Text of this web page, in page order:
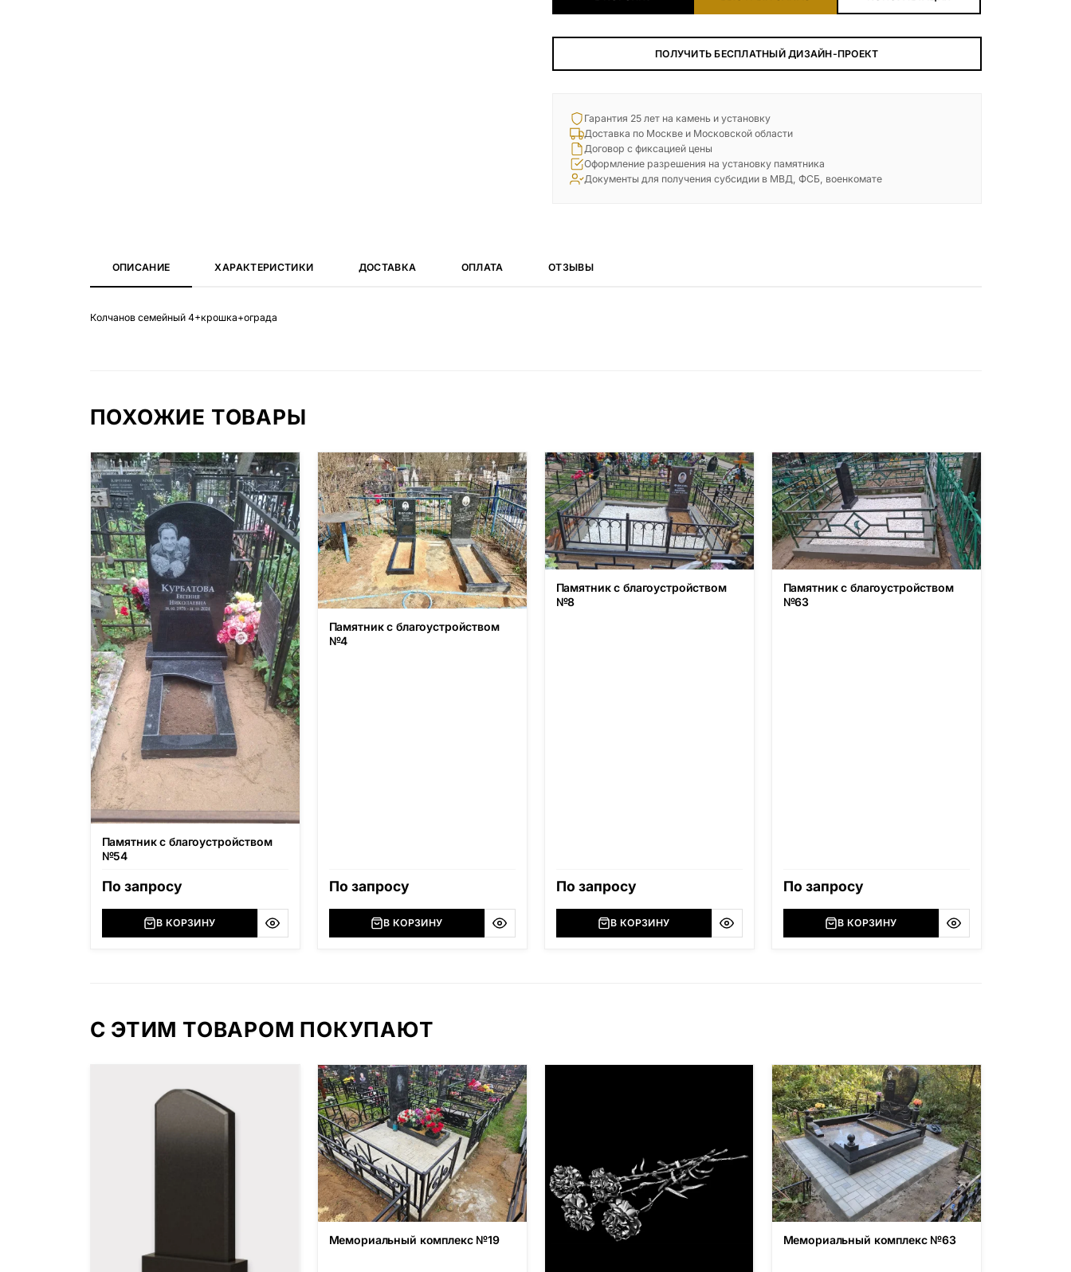
ПОЛУЧИТЬ БЕСПЛАТНЫЙ ДИЗАЙН-ПРОЕКТ
Гарантия 25 лет на камень и установку
Доставка по Москве и Московской области
Договор с фиксацией цены
Оформление разрешения на установку памятника
Документы для получения субсидии в МВД, ФСБ, военкомате
ОПИСАНИЕ ХАРАКТЕРИСТИКИ ДОСТАВКА ОПЛАТА ОТЗЫВЫ
Колчанов семейный 4+крошка+ограда
ПОХОЖИЕ ТОВАРЫ
Памятник с благоустройством
№54
По запросу
В КОРЗИНУ
Памятник с благоустройством
№4
По запросу
В КОРЗИНУ
Памятник с благоустройством
№8
По запросу
В КОРЗИНУ
Памятник с благоустройством
№63
По запросу
В КОРЗИНУ
С ЭТИМ ТОВАРОМ ПОКУПАЮТ
Мемориальный комплекс №19 Мемориальный комплекс №63